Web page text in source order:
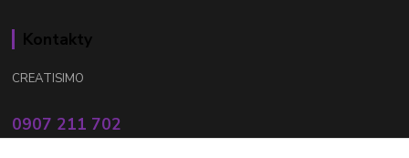
Kontakty
CREATISIMO
0907 211 702
Po - Pia: 8.00 - 16.00 hod